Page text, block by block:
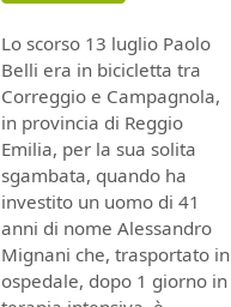
Lo scorso 13 luglio Paolo
Belli era in bicicletta tra
Correggio e Campagnola,
in provincia di Reggio
Emilia, per la sua solita
sgambata, quando ha
investito un uomo di 41
anni di nome Alessandro
Mignani che, trasportato in
ospedale, dopo 1 giorno in